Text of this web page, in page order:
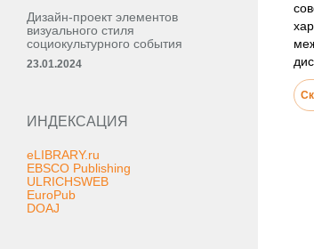
Дизайн-проект элементов
визуального стиля
социокультурного события
23.01.2024
ИНДЕКСАЦИЯ
eLIBRARY.ru
EBSCO Publishing
ULRICHSWEB
EuroPub
DOAJ